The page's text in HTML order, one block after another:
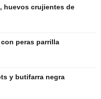
huevos crujientes de
peras parrilla
y butifarra negra